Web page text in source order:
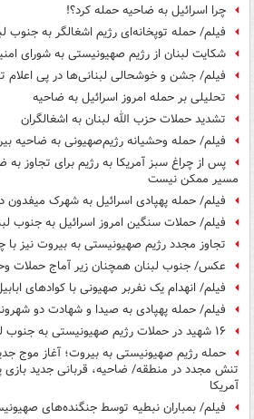
چرا اسرائیل به ضاحیه حمله کرد؟!
فیلم/ حمله توپخانه‌ای رژیم اشغالگر به جنوب
شکایت لبنان از رژیم صهیونیستی به شورای
فیلم/ جشن و خوشحالی لبنانی‌ها در پی اعلام
تحلیلی بر حمله امروز اسرائیل به ضاحیه
تشدید حملات حزب الله لبنان به اشغالگران
فیلم/ حمله وحشیانه رژیم‌صهیونی به ضاحیه
پس از چراغ سبز آمریکا به رژیم برای تجاوز
مسیر ممکن نیست
فیلم/ حمله پهپادی اسرائیل به شهرک میفدون
فیلم/ حملات سنگین امروز اسرائیل به جنوب
تجاوز مجدد رژیم صهیونیستی به بیروت نیز با
عکس/ جنوب لبنان همچنان زیر آماج حملات
فیلم/ انهدام یک نفربر صهیونی با کوادهای
فیلم/ حمله پهپادی به صیدا و شهادت دو
۱۶ شهید در حملات رژیم صهیونیستی به جنوب لبنان
حمله رژیم صهیونیستی به بیروت؛ آغاز موج
تنش مجدد در منطقه/ ضاحیه، قربانی جدید
آمریکا
فیلم/ بمباران نبطیه توسط جنگنده‌های